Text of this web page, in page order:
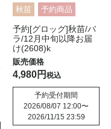
秋苗 予約商品
予約[グロッグ]秋苗/バ
ラ/12月中旬以降お届
け(2608)k
4,980 税込
予約受付期間
2026/08/07 12:00〜
2026/11/15 23:59